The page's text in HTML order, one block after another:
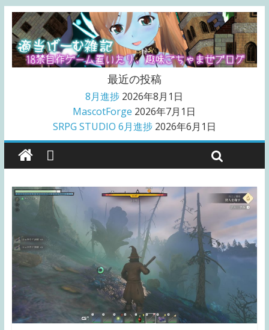
最近の投稿
8月進捗 2026年8月1日
MascotForge 2026年7月1日
SRPG STUDIO 6月進捗 2026年6月1日